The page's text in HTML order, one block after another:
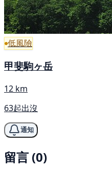
低風險
甲斐駒ヶ岳
12 km
63起出沒
通知
留言 (0)